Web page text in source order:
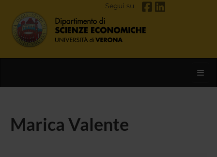
Segui su
Marica Valente